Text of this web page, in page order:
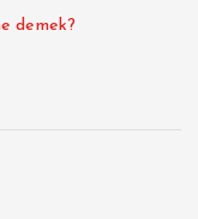
demek?